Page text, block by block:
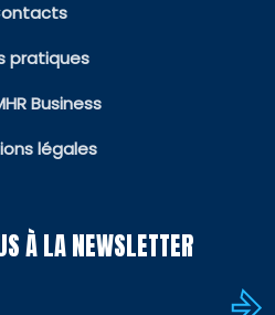
pratiques
Business
légales
À LA NEWSLETTER